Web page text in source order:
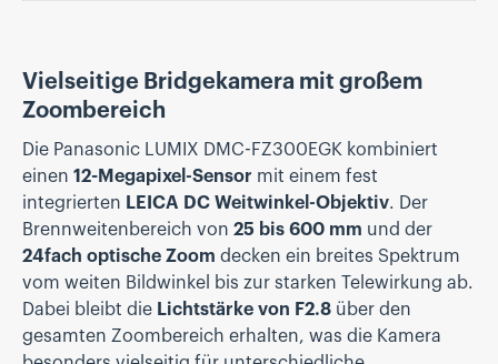
Vielseitige Bridgekamera mit großem
Zoombereich
Die Panasonic LUMIX DMC-FZ300EGK kombiniert
einen 12-Megapixel-Sensor mit einem fest
integrierten LEICA DC Weitwinkel-Objektiv. Der
Brennweitenbereich von 25 bis 600 mm und der
24fach optische Zoom decken ein breites Spektrum
vom weiten Bildwinkel bis zur starken Telewirkung ab.
Dabei bleibt die Lichtstärke von F2.8 über den
gesamten Zoombereich erhalten, was die Kamera